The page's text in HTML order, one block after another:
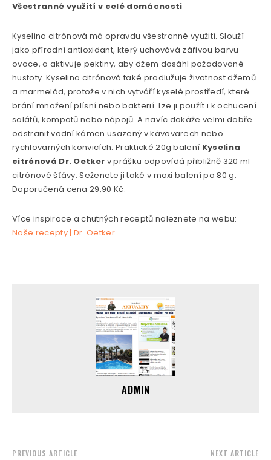
Všestranné využití v celé domácnosti
Kyselina citrónová má opravdu všestranné využití. Slouží
jako přírodní antioxidant, který uchovává zářivou barvu
ovoce, a aktivuje pektiny, aby džem dosáhl požadované
hustoty. Kyselina citrónová také prodlužuje životnost džemů
a marmelád, protože v nich vytváří kyselé prostředí, které
brání množení plísní nebo bakterií. Lze ji použít i k ochucení
salátů, kompotů nebo nápojů. A navíc dokáže velmi dobře
odstranit vodní kámen usazený v kávovarech nebo
rychlovarných konvicích. Praktické 20g balení Kyselina
citrónová Dr. Oetker v prášku odpovídá přibližně 320 ml
citrónové šťávy. Seženete ji také v maxi balení po 80 g.
Doporučená cena 29,90 Kč.
Více inspirace a chutných receptů naleznete na webu:
Naše recepty | Dr. Oetker.
ADMIN
PREVIOUS ARTICLE NEXT ARTICLE